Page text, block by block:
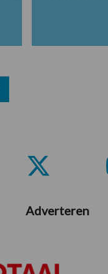
Adverteren